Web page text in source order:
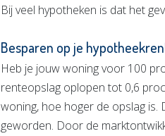
Bij veel hypotheken is dat het
Besparen op je
Heb je jouw woning voor 100
renteopslag oplopen tot 0,6
woning, hoe hoger de opslag is.
geworden. Door de